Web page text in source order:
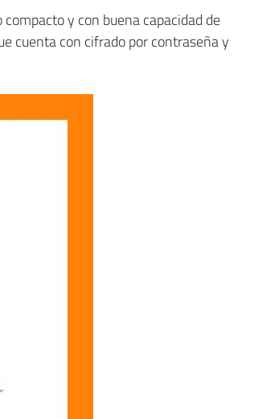
y con buena capacidad de
cuenta con cifrado por contraseña y